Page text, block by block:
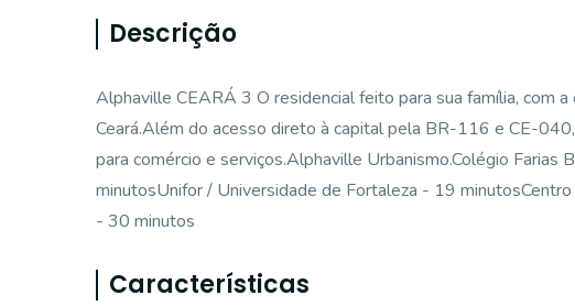
Descrição
Alphaville CEARÁ 3 O residencial feito para sua família, com
Ceará.Além do acesso direto à capital pela BR-116 e CE-
para comércio e serviços.Alphaville Urbanismo.Colégio
minutosUnifor / Universidade de Fortaleza - 19
- 30 minutos
Características